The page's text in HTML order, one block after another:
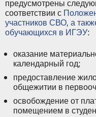
предусмотрены
соответствии с
участников СВО, а
обучающихся в ИГЭУ:
оказание
календарный год;
предоставление
общежитии в
освобождение от
помещением в